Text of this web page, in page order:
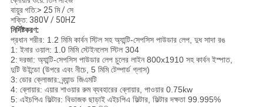
বায়ুর গতি:> 25 মি / সে
শক্তি: 380V / 50HZ
নির্দিষ্টকরণ:
প্রধান শরীর: 1.2 মিমি কার্বন স্টিল সহ অ্যান্টি-সেপসিস পাউডার লেপ, দুধ সাদা রঙ
1: ইনার ওয়াল: 1.0 মিমি স্টেইনলেস স্টিল 304
2: দরজা: অ্যান্টি-সেপসিস পাউডার লেপ চুলের লাইন 800x1910 সহ কার্বন ইস্পাত,
দুটি উইন্ডো (উপরে এবং নীচে, 5 মিমি টেম্পার্ড গ্লাস)
3: ডোর ক্লোজার: ব্র্যান্ড জিএমটি
4: ব্লোয়ার: এয়ার শাওয়ার রুম ব্যবহারের ব্লোয়ার, পাওয়ার 0.75kw
5: এইচপিএ ফিল্টার: বিভাজক ছাড়াই এইচপিএ ফিল্টার, ফিল্টার দক্ষতা 99.995%